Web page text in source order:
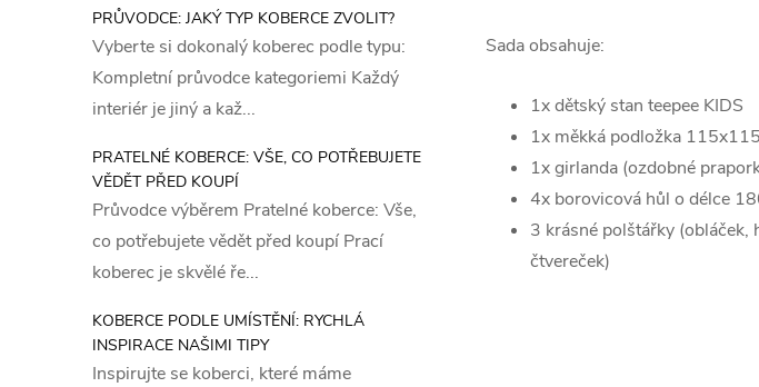
PRŮVODCE: JAKÝ TYP KOBERCE ZVOLIT?
Vyberte si dokonalý koberec podle typu:
Kompletní průvodce kategoriemi Každý
interiér je jiný a kaž...
PRATELNÉ KOBERCE: VŠE, CO POTŘEBUJETE
VĚDĚT PŘED KOUPÍ
Průvodce výběrem Pratelné koberce: Vše,
co potřebujete vědět před koupí Prací
koberec je skvělé ře...
KOBERCE PODLE UMÍSTĚNÍ: RYCHLÁ
INSPIRACE NAŠIMI TIPY
Inspirujte se koberci, které máme
Sada obsahuje:
1x dětský stan teepee KIDS
1x měkká podložka
1x girlanda (ozdobné
4x borovicová hůl o délce
3 krásné polštářky (obláček,
čtvereček)